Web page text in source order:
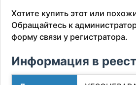
Хотите купить этот или
Обращайтесь к
форму связи у регистратора.
Информация в